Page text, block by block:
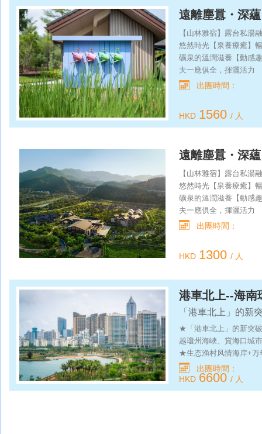
遠離塵囂・深
夜自由行
【山林雅宿】露台私湯
悠然時光【泉養療癒】
礦泉的溫潤滋養【動感
夫一應俱全，揮灑活力
出團時間：
HKD 1560/ 人
遠離塵囂・深
自由行
【山林雅宿】露台私湯
悠然時光【泉養療癒】
礦泉的溫潤滋養【動感
夫一應俱全，揮灑活力
出團時間：
HKD 1300/ 人
港車北上--海南
「港車北上」的新
★「港車北上」的新突
越瓊州海峽、賞海口城
★生态渔村风情海岸+万
花島；★打卡海南版「
始村寨；★浪漫海岸山
美馬爾代夫的牛奶海，
出團時間：
HKD 6600/ 人